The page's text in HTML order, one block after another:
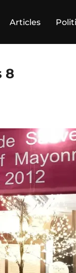
Articles
8